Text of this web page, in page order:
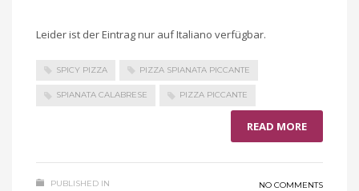
Leider ist der Eintrag nur auf Italiano verfügbar.
SPICY PIZZA PIZZA SPIANATA PICCANTE
SPIANATA CALABRESE PIZZA PICCANTE
READ MORE
PUBLISHED IN NO COMMENTS